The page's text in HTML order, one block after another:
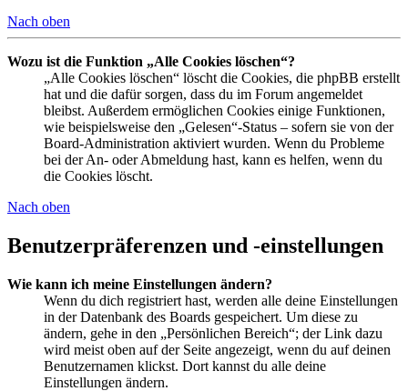
Nach oben
Wozu ist die Funktion „Alle Cookies löschen“?
„Alle Cookies löschen“ löscht die Cookies, die phpBB erstellt
hat und die dafür sorgen, dass du im Forum angemeldet
bleibst. Außerdem ermöglichen Cookies einige Funktionen,
wie beispielsweise den „Gelesen“-Status – sofern sie von der
Board-Administration aktiviert wurden. Wenn du Probleme
bei der An- oder Abmeldung hast, kann es helfen, wenn du
die Cookies löscht.
Nach oben
Benutzerpräferenzen und -einstellungen
Wie kann ich meine Einstellungen ändern?
Wenn du dich registriert hast, werden alle deine Einstellungen
in der Datenbank des Boards gespeichert. Um diese zu
ändern, gehe in den „Persönlichen Bereich“; der Link dazu
wird meist oben auf der Seite angezeigt, wenn du auf deinen
Benutzernamen klickst. Dort kannst du alle deine
Einstellungen ändern.